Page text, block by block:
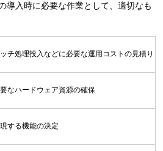
導入時に必要な作業として、適切なも
チ処理投入などに必要な運用コストの見積り
なハードウェア資源の確保
する機能の決定